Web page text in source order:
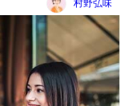
村野弘味